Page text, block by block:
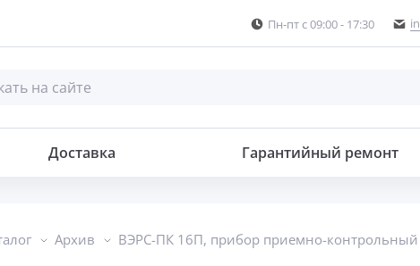
Пн-пт с 09:00 - 17:30
Доставка Гарантийный ремонт
Архив ВЭРС-ПК 16П, прибор приемно-контрольный